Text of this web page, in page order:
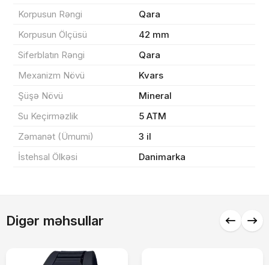
Korpusun Rəngi
Qara
Korpusun Ölçüsü
42 mm
Siferblatın Rəngi
Qara
Mexanizm Növü
Kvars
Şüşə Növü
Mineral
Su Keçirməzlik
5 ATM
Zəmanət (Ümumi)
3 il
İstehsal Ölkəsi
Danimarka
Digər məhsullar
Məhsul toplam
Endirim
Yekun məbləğ OK